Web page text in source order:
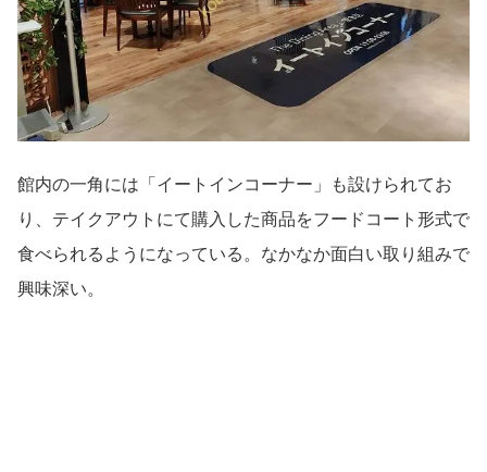
館内の一角には「イートインコーナー」も設けられてお
り、テイクアウトにて購入した商品をフードコート形式で
食べられるようになっている。なかなか面白い取り組みで
興味深い。